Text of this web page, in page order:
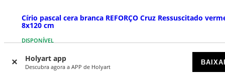
Holyart app
Descubra agora a APP de Holyart
Círio pascal cera branca REFORÇO Cruz Ressuscitado
8x120 cm
DISPONÍVEL
€ 170,00